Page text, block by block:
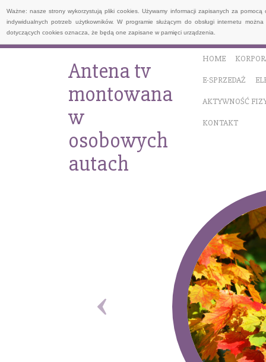
Ważne: nasze strony wykorzystują pliki cookies. Używamy informacji zapisanych za
indywidualnych potrzeb użytkowników. W programie służącym do obsługi internetu
dotyczących cookies oznacza, że będą one zapisane w pamięci urządzenia.
HOME
E-SPRZEDAŻ
AKTYWNOŚĆ
KONTAKT
Antena tv
montowana
w
osobowych
autach